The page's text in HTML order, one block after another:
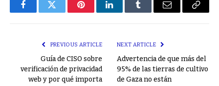
FacebookTwitter PinterestLinkedInTumblr Email
Copy
PREVIOUS ARTICLE
Guía de CISO sobre
verificación de privacidad
web y por qué importa
NEXT ARTICLE
Advertencia de que más del
95% de las tierras de cultivo
de Gaza no están